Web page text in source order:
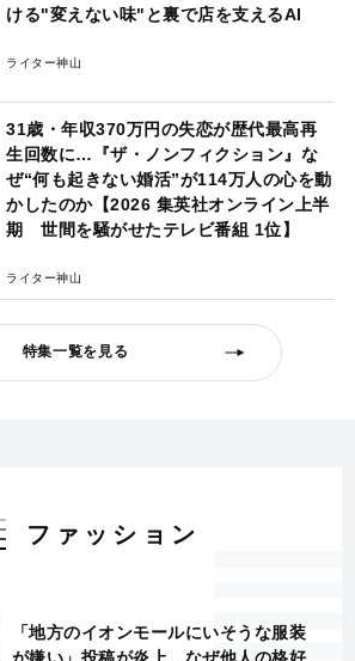
ける"変えない味"と裏で店を支えるAI
ライター神山
31歳・年収370万円の失恋が歴代最高再
生回数に…『ザ・ノンフィクション』な
ぜ“何も起きない婚活”が114万人の心を動
かしたのか【2026 集英社オンライン上半
期 世間を騒がせたテレビ番組 1位】
ライター神山
特集一覧を見る
ファッション
「地方のイオンモールにいそうな服装
が嫌い」投稿が炎上…なぜ他人の格好